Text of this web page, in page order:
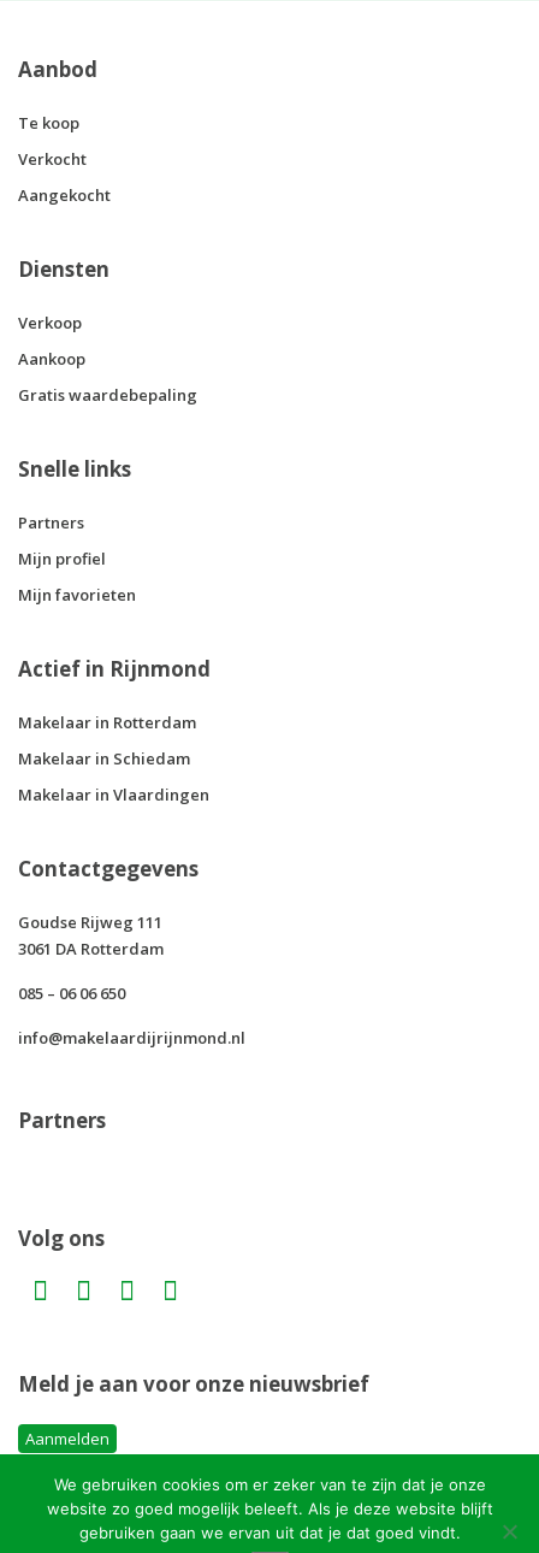
Aanbod
Te koop
Verkocht
Aangekocht
Diensten
Verkoop
Aankoop
Gratis waardebepaling
Snelle links
Partners
Mijn profiel
Mijn favorieten
Actief in Rijnmond
Makelaar in Rotterdam
Makelaar in Schiedam
Makelaar in Vlaardingen
Contactgegevens
Goudse Rijweg 111
3061 DA Rotterdam
085 – 06 06 650
info@makelaardijrijnmond.nl
Partners
Volg ons
Meld je aan voor onze nieuwsbrief
Aanmelden
Copyright MakelaardijRijnmond.nl
We gebruiken cookies om er zeker van te zijn dat je onze
website zo goed mogelijk beleeft. Als je deze website blijft
gebruiken gaan we ervan uit dat je dat goed vindt.